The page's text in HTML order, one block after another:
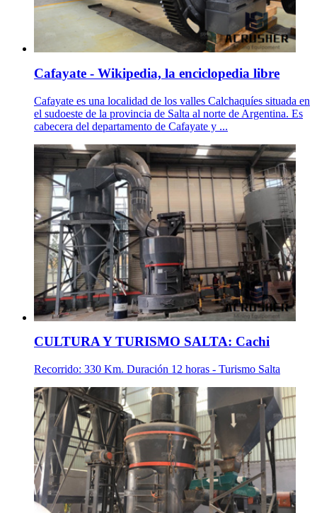
Cafayate - Wikipedia, la enciclopedia libre
Cafayate es una localidad de los valles Calchaquíes situada en
el sudoeste de la provincia de Salta al norte de Argentina. Es
cabecera del departamento de Cafayate y ...
CULTURA Y TURISMO SALTA: Cachi
Recorrido: 330 Km. Duración 12 horas - Turismo Salta